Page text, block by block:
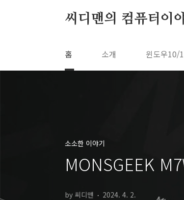
씨디맨의 컴퓨터이
홈 소개 윈도우10/
소소한 이야기
MONSGEEK
by 씨디맨 2024. 4. 2.